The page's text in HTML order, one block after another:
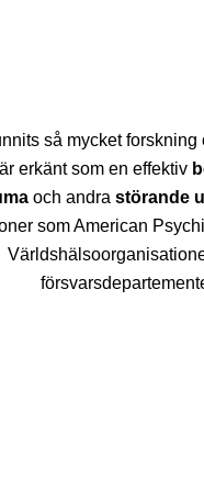
så mycket forskning
erkänt som en effektiv
och andrastörande
som American